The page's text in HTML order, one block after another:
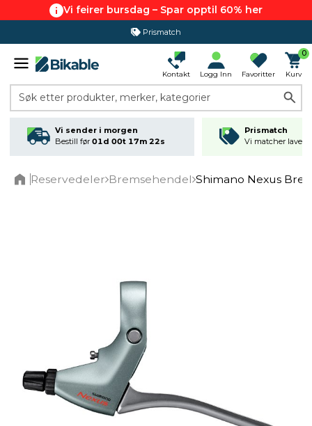
Vi feirer bursdag – Spar opptil 60% her
Prismatch
Kontakt Logg Inn Favoritter
0
Kurv
Søk etter produkter, merker, kategorier
Vi sender i morgen
Bestill før 01d 00t 17m 21s
Prismatch
Vi matcher
Reservedeler Bremsehendel Shimano Nexus